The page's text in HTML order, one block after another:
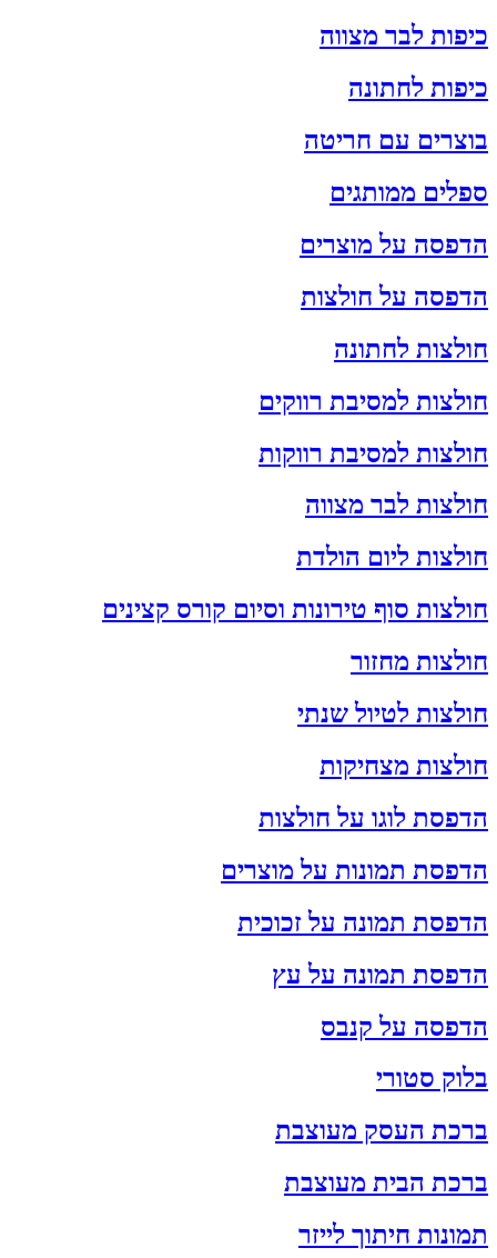
כיפות לבר מצווה
כיפות לחתונה
בוצרים עם חריטה
ספלים ממותגים
הדפסה על מוצרים
הדפסה על חולצות
חולצות לחתונה
חולצות למסיבת רווקים
חולצות למסיבת רווקות
חולצות לבר מצווה
חולצות ליום הולדת
חולצות סוף טירונות וסיום קורס קצינים
חולצות מחזור
חולצות לטיול שנתי
חולצות מצחיקות
הדפסת לוגו על חולצות
הדפסת תמונות על מוצרים
הדפסת תמונה על זכוכית
הדפסת תמונה על עץ
הדפסה על קנבס
בלוק סטורי
ברכת העסק מעוצבת
ברכת הבית מעוצבת
תמונות חיתוך לייזר